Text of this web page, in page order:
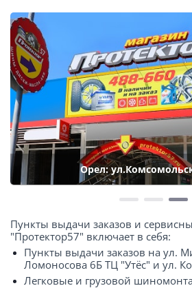
Орел:
Пункты выдачи заказов и
"Протектор57" включает в себя:
Пункты выдачи заказов на ул.
Ломоносова 6Б ТЦ "Утёс" и ул.
Легковые и грузовой